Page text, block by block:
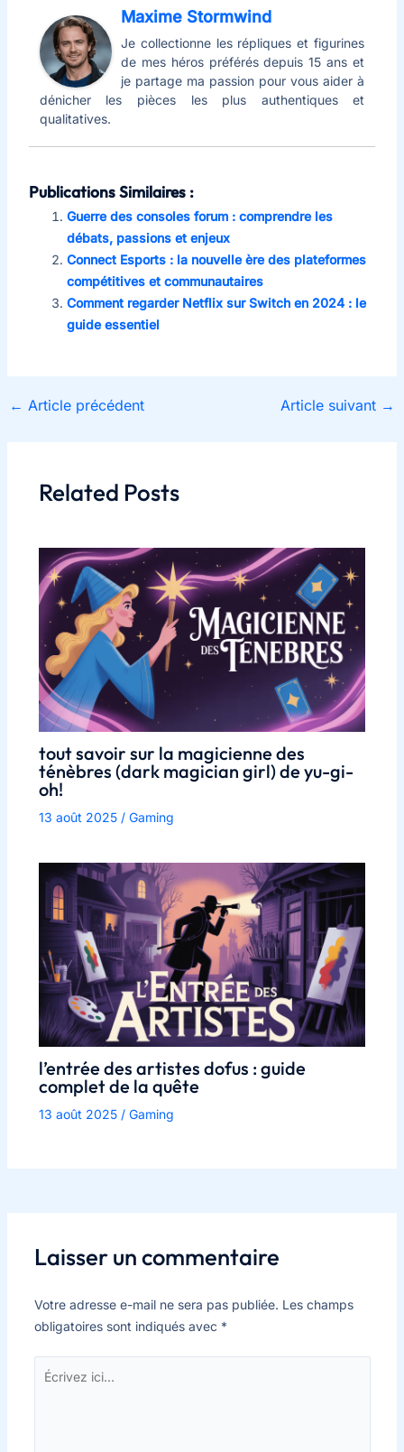
Maxime Stormwind
Je collectionne les répliques et figurines
de mes héros préférés depuis 15 ans et
je partage ma passion pour vous aider à
dénicher les pièces les plus authentiques et
qualitatives.
Publications Similaires :
Guerre des consoles forum : comprendre les
débats, passions et enjeux
Connect Esports : la nouvelle ère des plateformes
compétitives et communautaires
Comment regarder Netflix sur Switch en 2024 : le
guide essentiel
← Article précédent Article suivant →
Related Posts
tout savoir sur la magicienne des
ténèbres (dark magician girl) de yu-gi-
oh!
13 août 2025 / Gaming
l’entrée des artistes dofus : guide
complet de la quête
13 août 2025 / Gaming
Laisser un commentaire
Votre adresse e-mail ne sera pas publiée. Les champs
obligatoires sont indiqués avec *
Écrivez